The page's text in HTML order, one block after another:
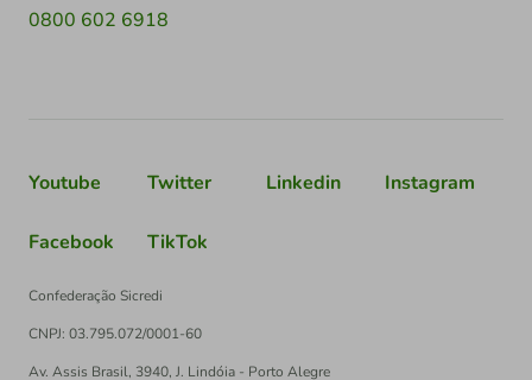
0800 602 6918
Youtube Twitter Linkedin Instagram
Facebook TikTok
Confederação Sicredi
CNPJ: 03.795.072/0001-60
Av. Assis Brasil, 3940, J. Lindóia - Porto Alegre